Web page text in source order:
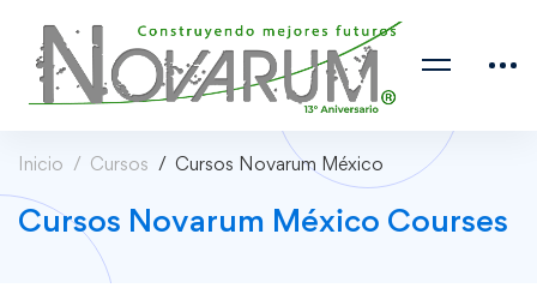
Inicio Cursos Cursos Novarum México
Cursos Novarum México Courses